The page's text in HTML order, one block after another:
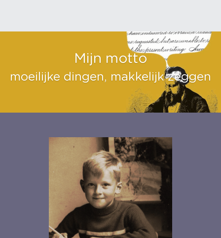
Mijn motto
moeilijke dingen, makkelijk zeggen